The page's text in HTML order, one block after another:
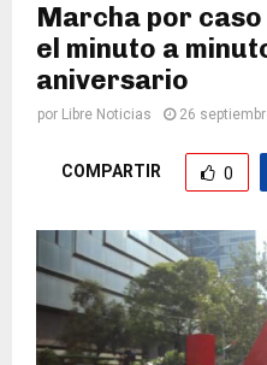
Marcha por
el minuto a
aniversario
por Libre Noticias 26
COMPARTIR 0